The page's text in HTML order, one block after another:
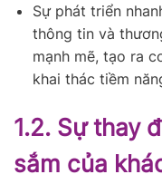
Sự phát triển
thông tin và
mạnh mẽ, tạo ra
khai thác tiềm
1.2. Sự thay
sắm của